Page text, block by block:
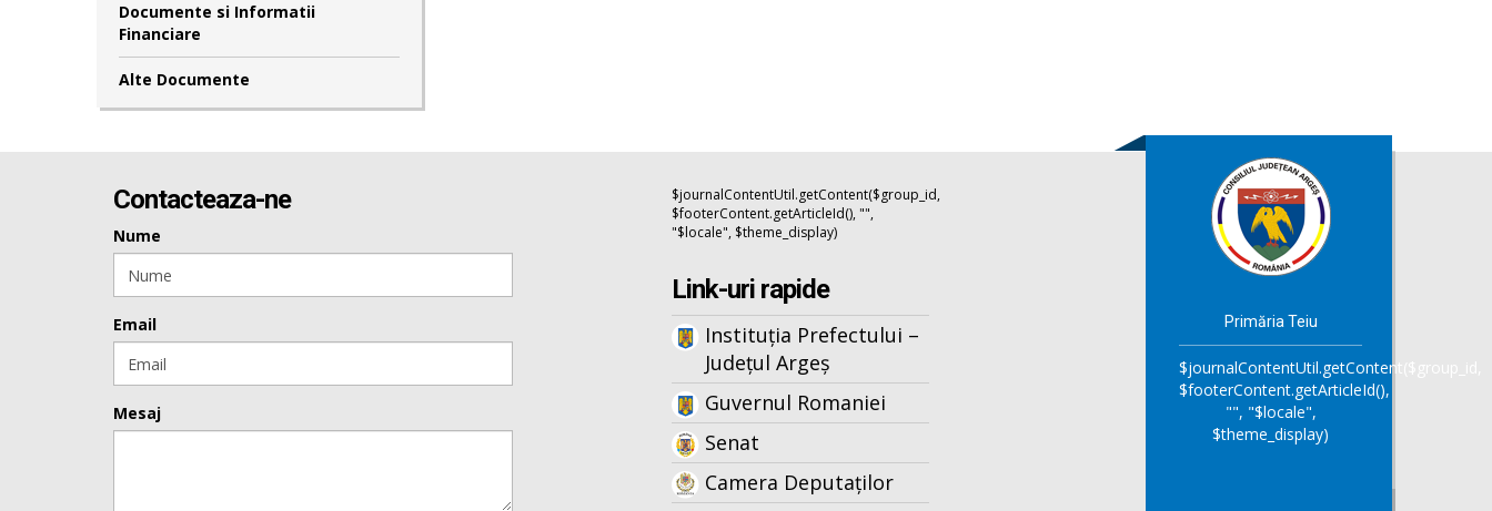
Documente si Informatii
Financiare
Alte Documente
Contacteaza-ne
Nume
Email
Mesaj
$journalContentUtil.getContent($group_id,
$footerContent.getArticleId(), "",
"$locale", $theme_display)
Link-uri rapide
Instituția Prefectului –
Județul Argeș
Guvernul Romaniei
Senat
Camera Deputaților
Primăria Teiu
$journalContentUtil.getContent($group_id,
$footerContent.getArticleId(),
"", "$locale",
$theme_display)